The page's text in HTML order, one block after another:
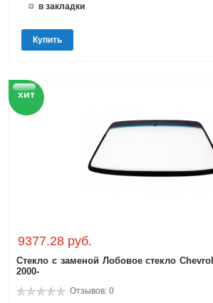
в закладки
Купить
хит
9377.28 руб.
Стекло с заменой Лобовое стекло
2000-
Отзывов: 0